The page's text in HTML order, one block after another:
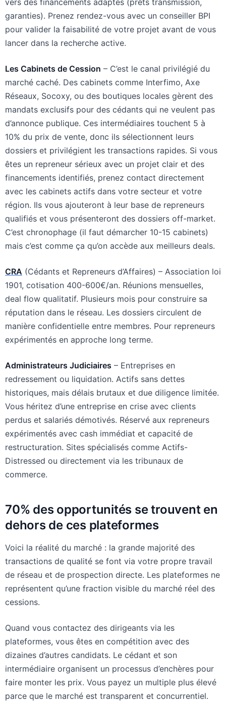
garanties). Prenez rendez-vous avec un conseiller BPI
pour valider la faisabilité de votre projet avant de vous
lancer dans la recherche active.
Les Cabinets de Cession – C’est le canal privilégié du
marché caché. Des cabinets comme Interfimo, Axe
Réseaux, Socoxy, ou des boutiques locales gèrent des
mandats exclusifs pour des cédants qui ne veulent pas
d’annonce publique. Ces intermédiaires touchent 5 à
10% du prix de vente, donc ils sélectionnent leurs
dossiers et privilégient les transactions rapides. Si vous
êtes un repreneur sérieux avec un projet clair et des
financements identifiés, prenez contact directement
avec les cabinets actifs dans votre secteur et votre
région. Ils vous ajouteront à leur base de repreneurs
qualifiés et vous présenteront des dossiers off-market.
C’est chronophage (il faut démarcher 10-15 cabinets)
mais c’est comme ça qu’on accède aux meilleurs deals.
CRA (Cédants et Repreneurs d’Affaires) – Association loi
1901, cotisation 400-600€/an. Réunions mensuelles,
deal flow qualitatif. Plusieurs mois pour construire sa
réputation dans le réseau. Les dossiers circulent de
manière confidentielle entre membres. Pour repreneurs
expérimentés en approche long terme.
Administrateurs Judiciaires – Entreprises en
redressement ou liquidation. Actifs sans dettes
historiques, mais délais brutaux et due diligence limitée.
Vous héritez d’une entreprise en crise avec clients
perdus et salariés démotivés. Réservé aux repreneurs
expérimentés avec cash immédiat et capacité de
restructuration. Sites spécialisés comme Actifs-
Distressed ou directement via les tribunaux de
commerce.
70% des opportunités se trouvent en
dehors de ces plateformes
Voici la réalité du marché : la grande majorité des
transactions de qualité se font via votre propre travail
de réseau et de prospection directe. Les plateformes ne
représentent qu’une fraction visible du marché réel des
cessions.
Quand vous contactez des dirigeants via les
plateformes, vous êtes en compétition avec des
dizaines d’autres candidats. Le cédant et son
intermédiaire organisent un processus d’enchères pour
faire monter les prix. Vous payez un multiple plus élevé
parce que le marché est transparent et concurrentiel.